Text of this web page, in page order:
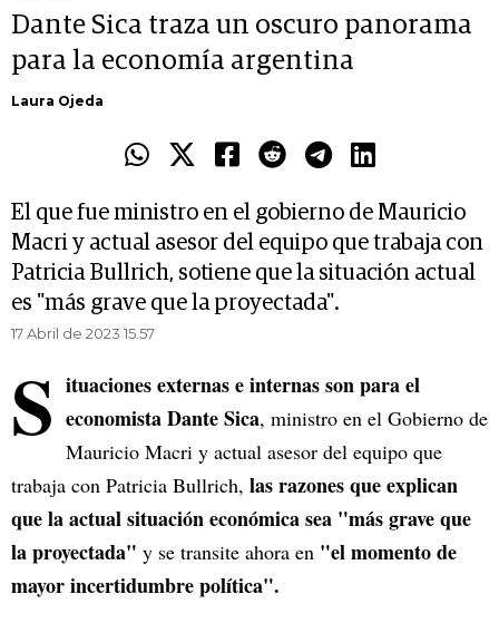
Dante Sica traza un oscuro panorama
para la economía argentina
Laura Ojeda
El que fue ministro en el gobierno de Mauricio
Macri y actual asesor del equipo que trabaja con
Patricia Bullrich, sotiene que la situación actual
es "más grave que la proyectada".
17 Abril de 2023 15.57
S ituaciones externas e internas son para el
economista Dante Sica, ministro en el Gobierno de
Mauricio Macri y actual asesor del equipo que
trabaja con Patricia Bullrich, las razones que explican
que la actual situación económica sea "más grave que
la proyectada" y se transite ahora en "el momento de
mayor incertidumbre política".